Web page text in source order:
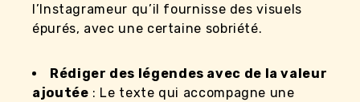
l’Instagrameur qu’il fournisse des visuels
épurés, avec une certaine sobriété.
Rédiger des légendes avec de la valeur
ajoutée : Le texte qui accompagne une